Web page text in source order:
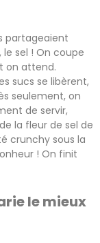
partageaient
sel ! On coupe
on attend.
sucs se libèrent,
seulement, on
de servir,
la fleur de sel de
crunchy sous la
! On finit
le mieux